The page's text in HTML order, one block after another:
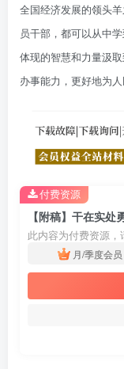
全国经济发展的领头
员干部，都可以从中
体现的智慧和力量汲
办事能力，更好地为
【附稿】干在实
此内容为付费资源，
月/季度会员
付费资源